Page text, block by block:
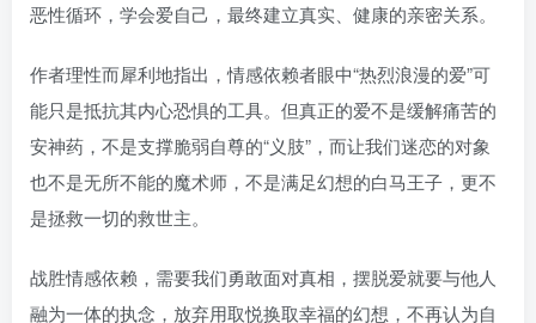
恶性循环，学会爱自己，最终建立真实、健康的亲密关系。
作者理性而犀利地指出，情感依赖者眼中“热烈浪漫的爱”可
能只是抵抗其内心恐惧的工具。但真正的爱不是缓解痛苦的
安神药，不是支撑脆弱自尊的“义肢”，而让我们迷恋的对象
也不是无所不能的魔术师，不是满足幻想的白马王子，更不
是拯救一切的救世主。
战胜情感依赖，需要我们勇敢面对真相，摆脱爱就要与他人
融为一体的执念，放弃用取悦换取幸福的幻想，不再认为自